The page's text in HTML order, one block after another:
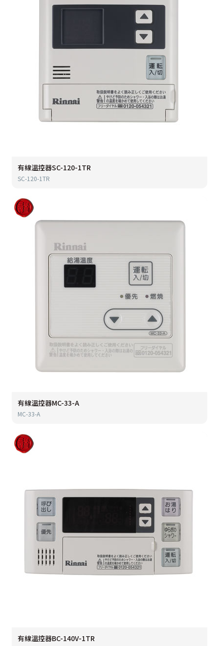
有線溫控器SC-120-1TR
SC-120-1TR
有線溫控器MC-33-A
MC-33-A
有線溫控器BC-140V-1TR